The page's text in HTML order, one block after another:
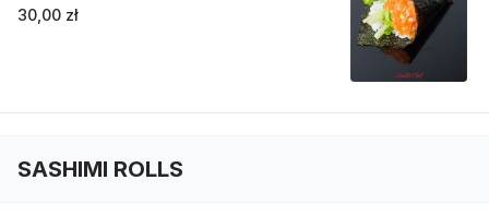
30,00 zł
SASHIMI ROLLS